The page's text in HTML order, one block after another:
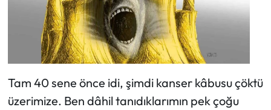
Tam 40 sene önce idi, şimdi kanser kâbusu çöktü
üzerimize. Ben dâhil tanıdıklarımın pek çoğu